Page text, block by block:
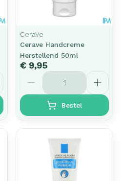
CeraVe
Cerave Handcreme
Herstellend 50ml
€ 9,95
Aantal
Bestel